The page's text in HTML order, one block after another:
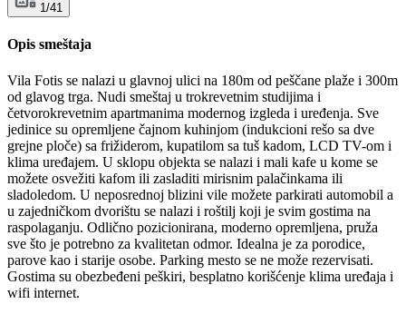
1/41
Opis smeštaja
Vila Fotis se nalazi u glavnoj ulici na 180m od peščane plaže i 300m
od glavog trga. Nudi smeštaj u trokrevetnim studijima i
četvorokrevetnim apartmanima modernog izgleda i uređenja. Sve
jedinice su opremljene čajnom kuhinjom (indukcioni rešo sa dve
grejne ploče) sa frižiderom, kupatilom sa tuš kadom, LCD TV-om i
klima uređajem. U sklopu objekta se nalazi i mali kafe u kome se
možete osvežiti kafom ili zasladiti mirisnim palačinkama ili
sladoledom. U neposrednoj blizini vile možete parkirati automobil a
u zajedničkom dvorištu se nalazi i roštilj koji je svim gostima na
raspolaganju. Odlično pozicionirana, moderno opremljena, pruža
sve što je potrebno za kvalitetan odmor. Idealna je za porodice,
parove kao i starije osobe. Parking mesto se ne može rezervisati.
Gostima su obezbeđeni peškiri, besplatno korišćenje klima uređaja i
wifi internet.